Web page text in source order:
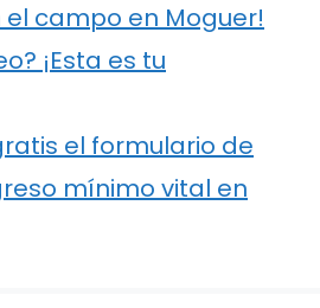
el campo en Moguer!
¡Esta es tu
el formulario de
mínimo vital en